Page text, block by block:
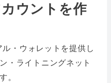
ウントを作
・ウォレットを提供し
・ライトニングネット
。